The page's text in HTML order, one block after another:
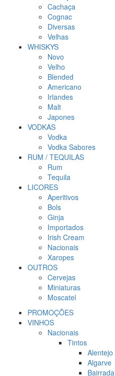
Cachaça
Cognac
Diversas
Velhas
WHISKYS
Novo
Velho
Blended
Americano
Irlandes
Malt
Japones
VODKAS
Vodka
Vodka Sabores
RUM / TEQUILAS
Rum
Tequila
LICORES
Aperitivos
Bols
Ginja
Importados
Irish Cream
Nacionais
Xaropes
OUTROS
Cervejas
Miniaturas
Moscatel
PROMOÇÕES
VINHOS
Nacionais
Tintos
Alentejo
Algarve
Bairrada